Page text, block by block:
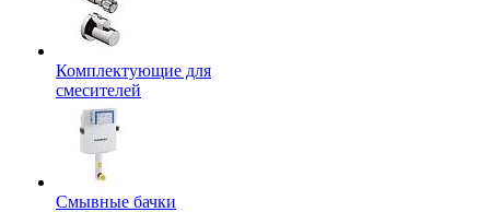
Комплектующие для
смесителей
Смывные бачки